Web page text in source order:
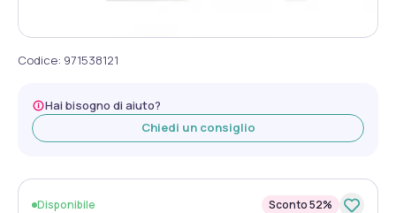
Codice: 971538121
Hai bisogno di aiuto?
Chiedi un consiglio
Disponibile Sconto 52%